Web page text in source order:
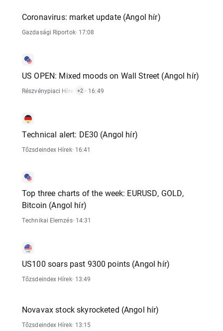
Coronavirus: market update (Angol hír)
Gazdasági Riportok· 17:08
US OPEN: Mixed moods on Wall Street (Angol hír)
Részvénypiaci Hírek ,Tőzsdeindex Hírek
+2 · 16:49
Technical alert: DE30 (Angol hír)
Tőzsdeindex Hírek· 16:41
Top three charts of the week: EURUSD, GOLD,
Bitcoin (Angol hír)
Technikai Elemzés· 14:31
US100 soars past 9300 points (Angol hír)
Tőzsdeindex Hírek· 13:49
Novavax stock skyrocketed (Angol hír)
Tőzsdeindex Hírek· 13:15